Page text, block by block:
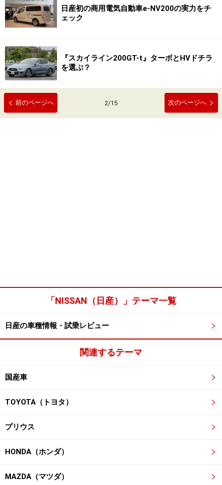
日産初の商用電気自動車e-NV200の実力をチ
ェック
『スカイライン200GT-t』ターボとHVドチラ
を選ぶ？
前のページへ 2/15 次のページへ
「NISSAN（日産）」テーマ一覧
日産の車種情報・試乗レビュー
関連するテーマ
国産車
TOYOTA（トヨタ）
プリウス
HONDA（ホンダ）
MAZDA（マツダ）